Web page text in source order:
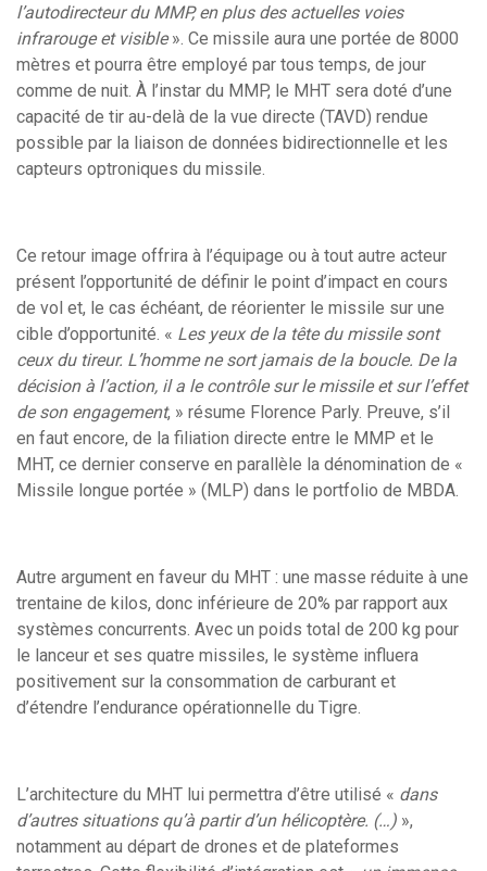
l’autodirecteur du MMP, en plus des actuelles voies
infrarouge et visible». Ce missile aura une portée de 8000
mètres et pourra être employé par tous temps, de jour
comme de nuit. À l’instar du MMP, le MHT sera doté d’une
capacité de tir au-delà de la vue directe (TAVD) rendue
possible par la liaison de données bidirectionnelle et les
capteurs optroniques du missile.
Ce retour image offrira à l’équipage ou à tout autre acteur
présent l’opportunité de définir le point d’impact en cours
de vol et, le cas échéant, de réorienter le missile sur une
cible d’opportunité. « Les yeux de la tête du missile sont
ceux du tireur. L’homme ne sort jamais de la boucle. De la
décision à l’action, il a le contrôle sur le missile et sur l’effet
de son engagement, » résume Florence Parly. Preuve, s’il
en faut encore, de la filiation directe entre le MMP et le
MHT, ce dernier conserve en parallèle la dénomination de «
Missile longue portée » (MLP) dans le portfolio de MBDA.
Autre argument en faveur du MHT : une masse réduite à une
trentaine de kilos, donc inférieure de 20% par rapport aux
systèmes concurrents. Avec un poids total de 200 kg pour
le lanceur et ses quatre missiles, le système influera
positivement sur la consommation de carburant et
d’étendre l’endurance opérationnelle du Tigre.
L’architecture du MHT lui permettra d’être utilisé « dans
d’autres situations qu’à partir d’un hélicoptère. (…) »,
notamment au départ de drones et de plateformes